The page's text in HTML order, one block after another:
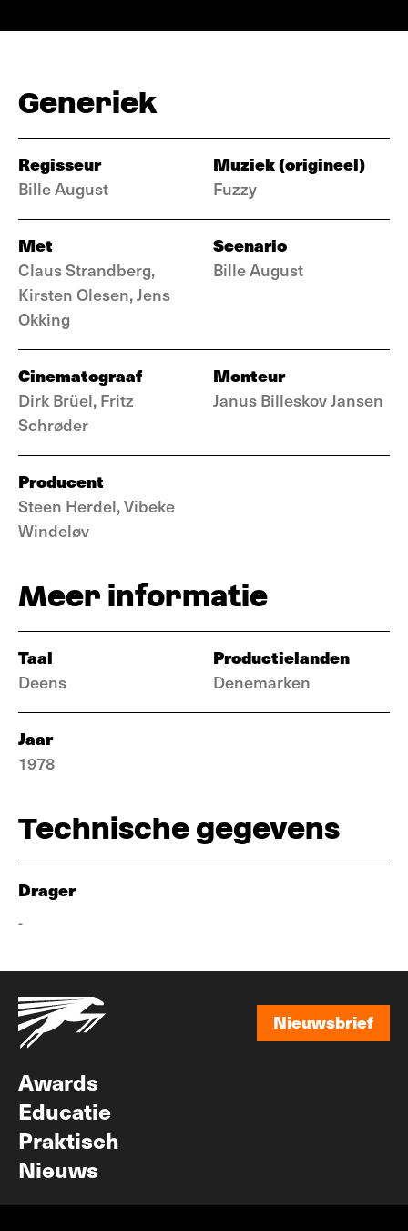
Generiek
Regisseur
Bille August
Muziek (origineel)
Fuzzy
Met
Claus Strandberg,
Kirsten Olesen, Jens
Okking
Scenario
Bille August
Cinematograaf
Dirk Brüel, Fritz
Schrøder
Monteur
Janus Billeskov Jansen
Producent
Steen Herdel, Vibeke
Windeløv
Meer informatie
Taal
Deens
Productielanden
Denemarken
Jaar
1978
Technische gegevens
Drager
-
Nieuwsbrief
Awards
Educatie
Praktisch
Nieuws